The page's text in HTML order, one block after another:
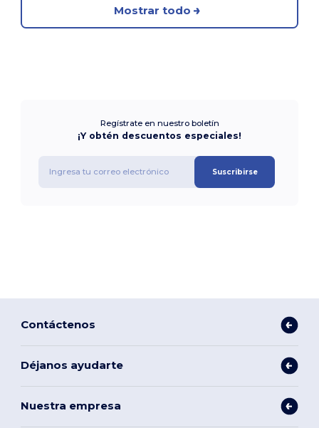
Mostrar todo
Regístrate en nuestro boletín
¡Y obtén descuentos especiales!
Suscribirse
Contáctenos
Déjanos ayudarte
Nuestra empresa